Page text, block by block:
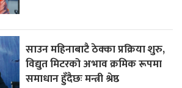
साउन महिनाबाटै ठेक्का प्रक्रिया शुरु,
विद्युत मिटरको अभाव क्रमिक रूपमा
समाधान हुँदैछः मन्त्री श्रेष्ठ